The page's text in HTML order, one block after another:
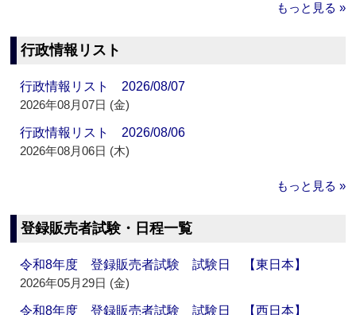
もっと見る »
行政情報リスト
行政情報リスト 2026/08/07
2026年08月07日 (金)
行政情報リスト 2026/08/06
2026年08月06日 (木)
もっと見る »
登録販売者試験・日程一覧
令和8年度 登録販売者試験 試験日 【東日本】
2026年05月29日 (金)
令和8年度 登録販売者試験 試験日 【西日本】